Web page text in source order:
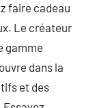
faire cadeau
Le créateur
gamme
dans la
et des